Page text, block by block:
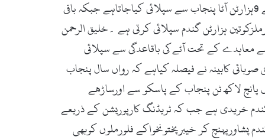
سندھ پرہوتاہے ،مشیربرائے خوراک خلیق الرحمن کہتے ہیں کہ خیبرپختونخوا میں روزانہ 12ہزار ٹن گندم کاآٹااستعمال کیاجاتاہے 9ہزارٹن آٹا پنجاب سے سپلائی کیاجاتاہے جبکہ باقی
فراہم کرتی ہے اوریہی وجہ ہے کہ خیبرپختونخواحکومت روزانہ 200کے قریب فلورملزکوتین ہزارٹن گندم سپلائی کرتی ہے ۔خلیق الرحمن
معاہدے کے تحت آٹے کی باقاعدگی سے سپلائی
کابینہ نے فیصلہ کیاہے کہ رواں سال پنجاب
لاکھ ٹن پنجاب کے پاسکو سے اورساڑھے
خریدی ہے جب کہ ٹریڈنگ کارپوریشن کے ذریعے
گندم پشاورپہنچ کر خیبرپختونخواکے فلورملوں کوبھی